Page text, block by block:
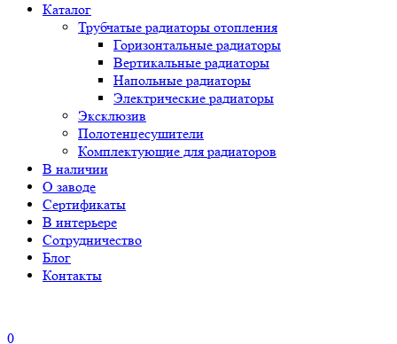
Каталог
Трубчатые радиаторы отопления
Горизонтальные радиаторы
Вертикальные радиаторы
Напольные радиаторы
Электрические радиаторы
Эксклюзив
Полотенцесушители
Комплектующие для радиаторов
В наличии
О заводе
Сертификаты
В интерьере
Сотрудничество
Блог
Контакты
0